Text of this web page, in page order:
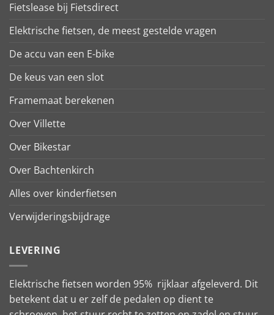
Fietslease bij Fietsdirect
Elektrische fietsen, de meest gestelde vragen
De accu van een E-bike
De keus van een slot
Framemaat berekenen
Over Villette
Over Bikestar
Over Bachtenkirch
Alles over kinderfietsen
Verwijderingsbijdrage
LEVERING
Elektrische fietsen worden 95% rijklaar afgeleverd. Dit
betekent dat u er zelf de pedalen op dient te